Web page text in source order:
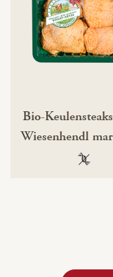
Bio-
Wiesenhendl
100 %